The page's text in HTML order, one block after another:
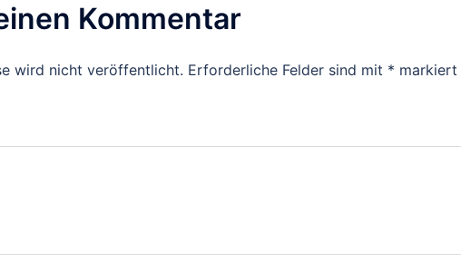
Kommentar
wird nicht veröffentlicht. Erforderliche Felder sind mit * markiert